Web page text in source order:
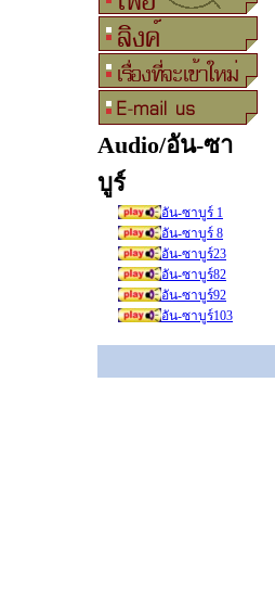
Audio/อัน-ซา
บูร์
อัน-ซาบูร์ 1
อัน-ซาบูร์ 8
อัน-ซาบูร์23
อัน-ซาบูร์82
อัน-ซาบูร์92
อัน-ซาบูร์103